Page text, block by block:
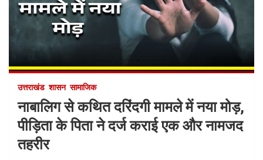
उत्तराखंड शासन सामाजिक
नाबालिग से कथित दरिंदगी मामले में नया मोड़,
पीड़िता के पिता ने दर्ज कराई एक और नामजद
तहरीर